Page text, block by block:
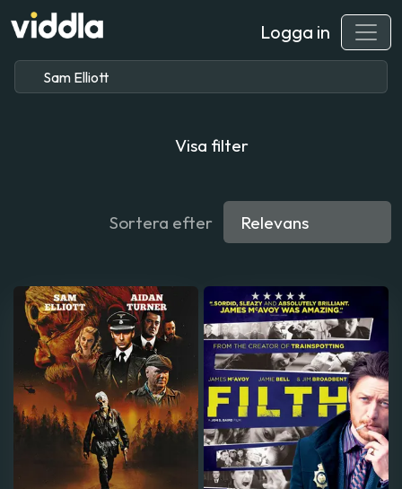
Logga in
Visa filter
Sortera efter